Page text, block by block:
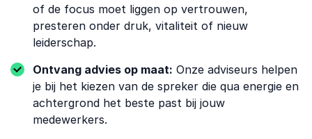
of de focus moet liggen op vertrouwen,
presteren onder druk, vitaliteit of nieuw
leiderschap.
Ontvang advies op maat: Onze adviseurs helpen
je bij het kiezen van de spreker die qua energie en
achtergrond het beste past bij jouw
medewerkers.